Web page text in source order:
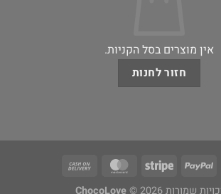
אין מוצרים בסל הקניות.
חזור לחנות
שמורות 2026 © ChocoLove